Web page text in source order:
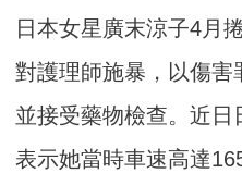
日本女星廣末涼子4月
對護理師施暴，以傷害
並接受藥物檢查。近日
表示她當時車速高達